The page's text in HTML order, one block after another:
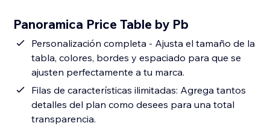
Panoramica Price Table by Pb
Personalización completa - Ajusta el tamaño de la
tabla, colores, bordes y espaciado para que se
ajusten perfectamente a tu marca.
Filas de características ilimitadas: Agrega tantos
detalles del plan como desees para una total
transparencia.